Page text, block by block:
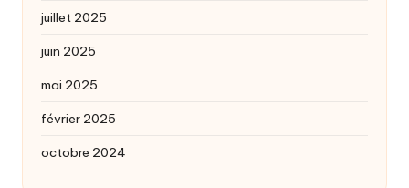
juillet 2025
juin 2025
mai 2025
février 2025
octobre 2024